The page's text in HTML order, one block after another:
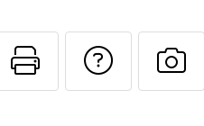
cette
Imprimer